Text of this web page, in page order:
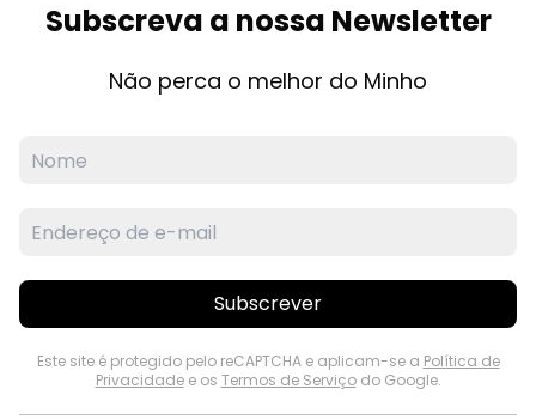
Subscreva a nossa Newsletter
Não perca o melhor do Minho
Subscrever
Este site é protegido pelo reCAPTCHA e aplicam-se a Política de
Privacidadee os Termos de Serviçodo Google.